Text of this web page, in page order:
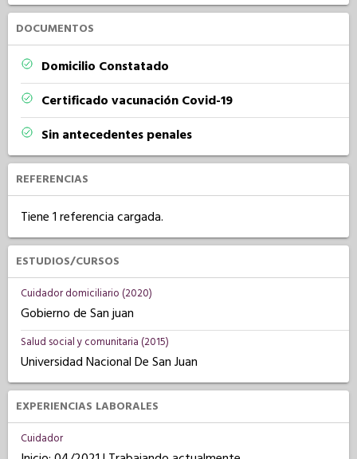
DOCUMENTOS
Domicilio Constatado
Certificado vacunación Covid-19
Sin antecedentes penales
REFERENCIAS
Tiene 1 referencia cargada.
ESTUDIOS/CURSOS
Cuidador domiciliario (2020)
Gobierno de San juan
Salud social y comunitaria (2015)
Universidad Nacional De San Juan
EXPERIENCIAS LABORALES
Cuidador